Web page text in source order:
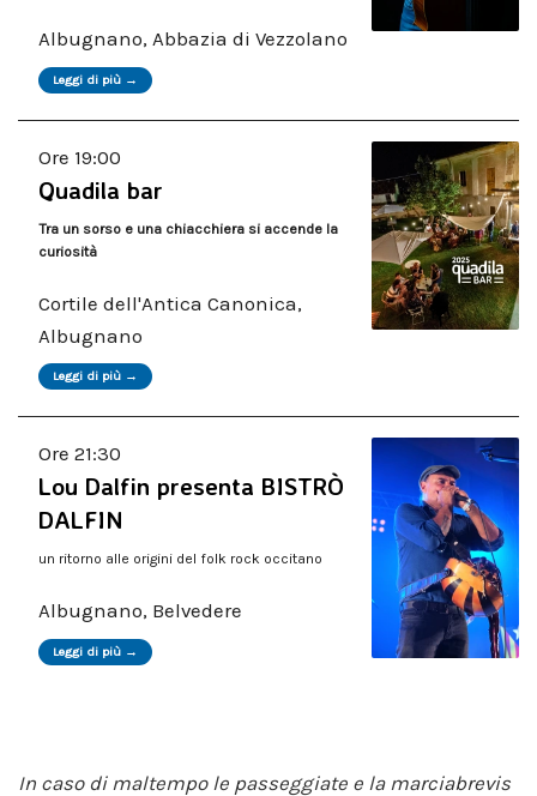
Albugnano, Abbazia di Vezzolano
Leggi di più →
Ore 19:00
Quadila bar
Tra un sorso e una chiacchiera si accende la
curiosità
Cortile dell'Antica Canonica,
Albugnano
Leggi di più →
Ore 21:30
Lou Dalfin presenta BISTRÒ
DALFIN
un ritorno alle origini del folk rock occitano
Albugnano, Belvedere
Leggi di più →
In caso di maltempo le passeggiate e la marciabrevis